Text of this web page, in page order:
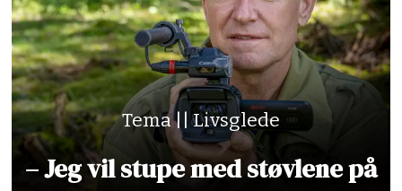
Tema || Livsglede
– Jeg vil stupe med støvlene på